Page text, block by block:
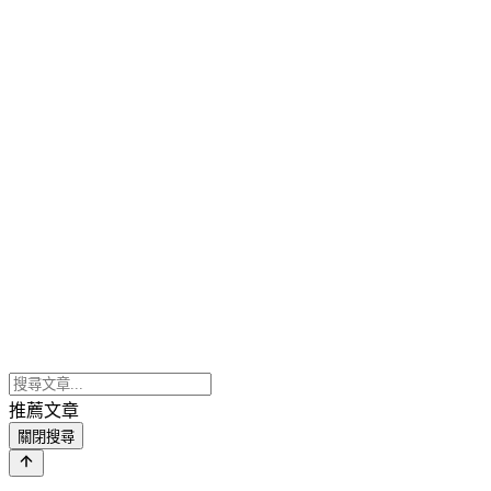
推薦文章
關閉搜尋